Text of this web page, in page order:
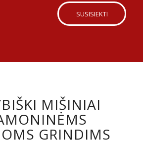
SUSISIEKTI
MIŠINIAI
GRINDIMS